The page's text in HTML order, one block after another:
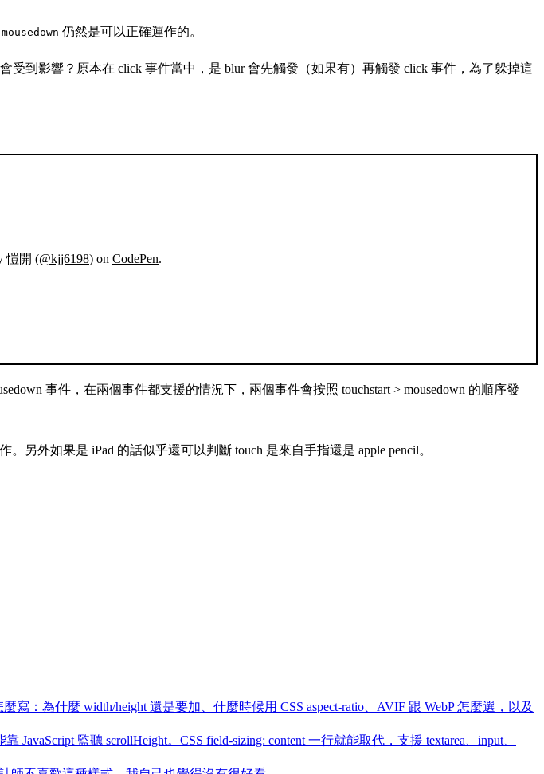
mousedown 仍然是可以正確運作的。
受到影響？原本在 click 事件當中，是 blur 會先觸發（如果有）再觸發 click 事件，為了躲掉這
愷開 (@kjj6198) on CodePen.
事件，在兩個事件都支援的情況下，兩個事件會按照 touchstart > mousedown 的順序發
另外如果是 iPad 的話似乎還可以判斷 touch 是來自手指還是 apple pencil。
寫：為什麼 width/height 還是要加、什麼時候用 CSS aspect-ratio、AVIF 跟 WebP 怎麼選，以及
JavaScript 監聽 scrollHeight。CSS field-sizing: content 一行就能取代，支援 textarea、input、